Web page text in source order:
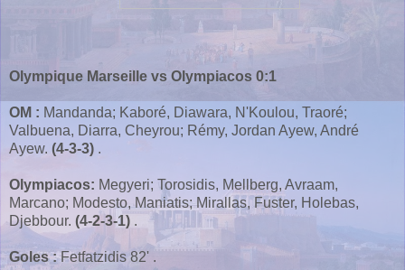
Olympique Marseille vs Olympiacos 0:1
OM : Mandanda; Kaboré, Diawara, N'Koulou, Traoré;
Valbuena, Diarra, Cheyrou; Rémy, Jordan Ayew, André
Ayew. (4-3-3) .
Olympiacos: Megyeri; Torosidis, Mellberg, Avraam,
Marcano; Modesto, Maniatis; Mirallas, Fuster, Holebas,
Djebbour. (4-2-3-1) .
Goles :Fetfatzidis 82' .